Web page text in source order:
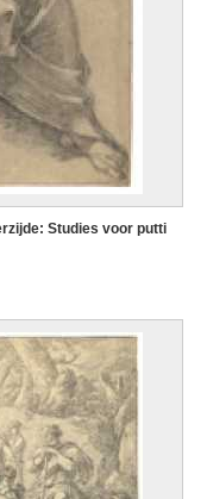
Studies voor putti